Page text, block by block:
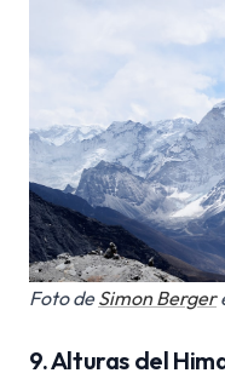
Foto deSimon Berger
9. Alturas del